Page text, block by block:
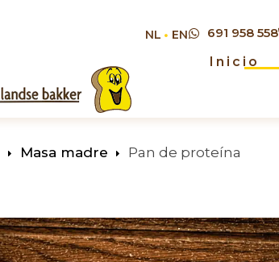
NL EN 691 958 558
Inicio
Masa madre Pan de proteína